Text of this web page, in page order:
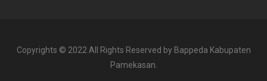
Copyrights © 2022 All Rights Reserved by Bappeda Kabupaten
Pamekasan.